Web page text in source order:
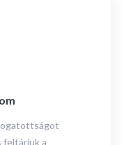
feltárjuk a